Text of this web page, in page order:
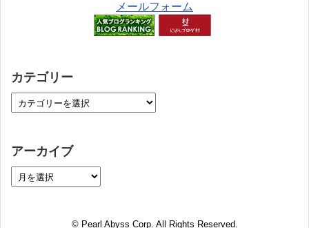
メールフォーム
カテゴリー
アーカイブ
© Pearl Abyss Corp. All Rights Reserved.